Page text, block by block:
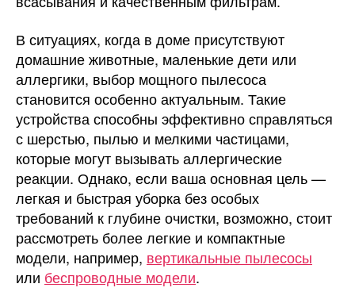
В ситуациях, когда в доме присутствуют
домашние животные, маленькие дети или
аллергики, выбор мощного пылесоса
становится особенно актуальным. Такие
устройства способны эффективно справляться
с шерстью, пылью и мелкими частицами,
которые могут вызывать аллергические
реакции. Однако, если ваша основная цель —
легкая и быстрая уборка без особых
требований к глубине очистки, возможно, стоит
рассмотреть более легкие и компактные
модели, например, вертикальные пылесосы
или беспроводные модели.